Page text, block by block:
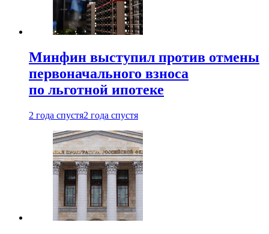
Минфин выступил против отмены
первоначального взноса
по льготной ипотеке
2 года спустя2 года спустя